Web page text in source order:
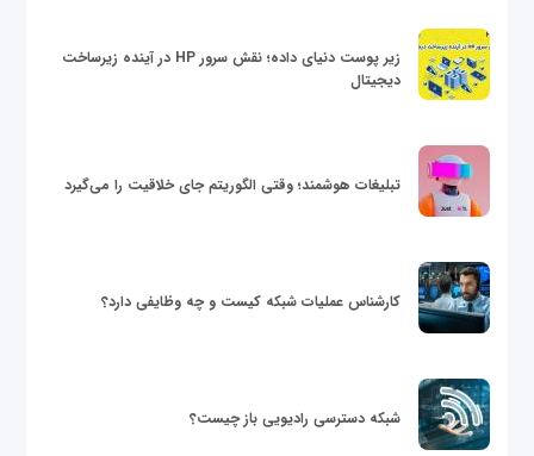
زیر پوست دنیای داده؛ نقش سرور HP در آینده زیرساخت
دیجیتال
تبلیغات هوشمند؛ وقتی الگوریتم جای خلاقیت را می‌گیرد
کارشناس عملیات شبکه کیست و چه وظایفی دارد؟
شبکه دسترسی رادیویی باز چیست؟